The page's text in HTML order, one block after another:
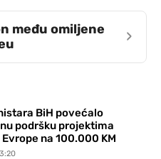
među omiljene
›
BiH povećalo
podršku projektima
na 100.000 KM